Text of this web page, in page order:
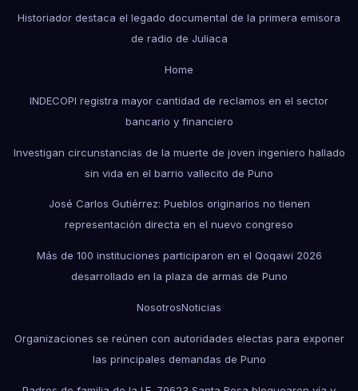
Historiador destaca el legado documental de la primera emisora
de radio de Juliaca
Home
INDECOPI registra mayor cantidad de reclamos en el sector
bancario y financiero
Investigan circunstancias de la muerte de joven ingeniero hallado
sin vida en el barrio vallecito de Puno
José Carlos Gutiérrez: Pueblos originarios no tienen
representación directa en el nuevo congreso
Más de 100 instituciones participaron en el Qoqawi 2026
desarrollado en la plaza de armas de Puno
NosotrosNoticias
Organizaciones se reúnen con autoridades electas para exponer
las principales demandas de Puno